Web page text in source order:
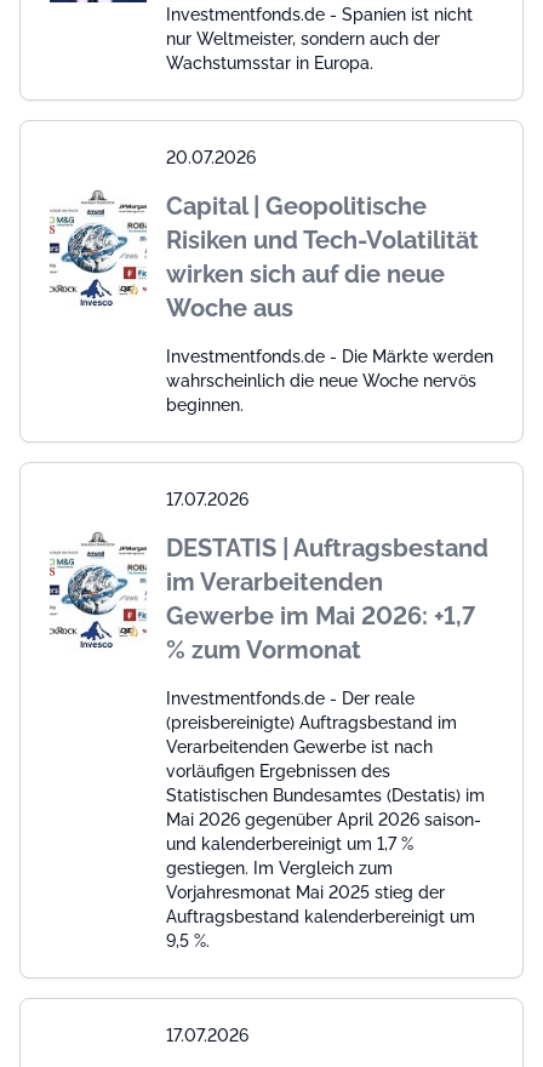
Investmentfonds.de - Spanien ist nicht
nur Weltmeister, sondern auch der
Wachstumsstar in Europa.
20.07.2026
Capital | Geopolitische
Risiken und Tech-Volatilität
wirken sich auf die neue
Woche aus
Investmentfonds.de - Die Märkte werden
wahrscheinlich die neue Woche nervös
beginnen.
17.07.2026
DESTATIS | Auftragsbestand
im Verarbeitenden
Gewerbe im Mai 2026: +1,7
% zum Vormonat
Investmentfonds.de - Der reale
(preisbereinigte) Auftragsbestand im
Verarbeitenden Gewerbe ist nach
vorläufigen Ergebnissen des
Statistischen Bundesamtes (Destatis) im
Mai 2026 gegenüber April 2026 saison-
und kalenderbereinigt um 1,7 %
gestiegen. Im Vergleich zum
Vorjahresmonat Mai 2025 stieg der
Auftragsbestand kalenderbereinigt um
9,5 %.
17.07.2026